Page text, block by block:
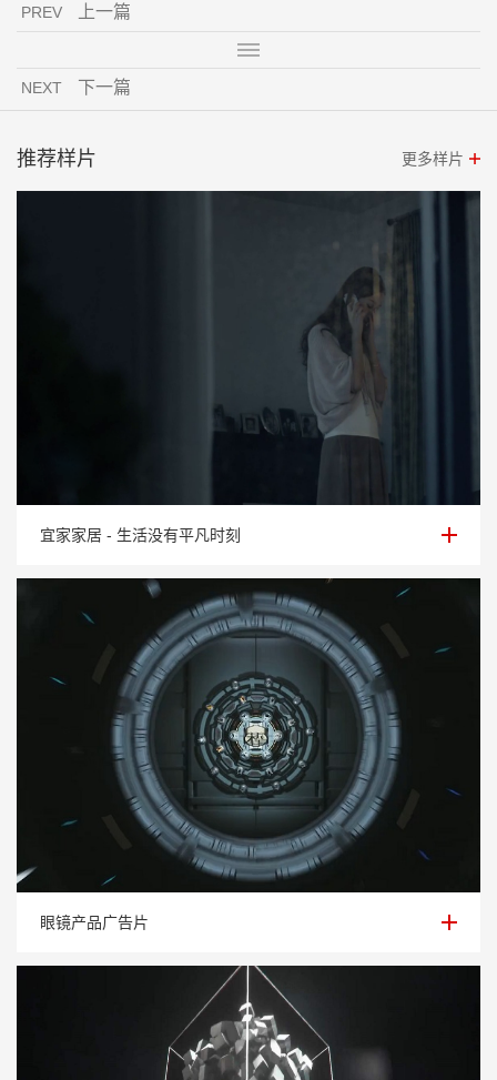
PREV 上一篇
NEXT 下一篇
推荐样片 更多样片
宜家家居 - 生活没有平凡时刻
宜家家居 - 生活没有平凡时刻
眼镜产品广告片
眼镜产品广告片